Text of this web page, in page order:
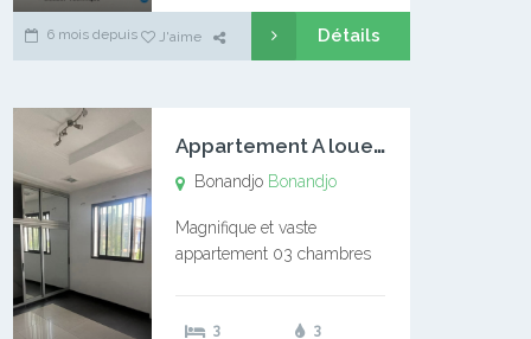
6 mois depuis J'aime Détails
A
ppartement A louer Bonandjo
Bonandjo Bonandjo
Magnifique et vaste
appartement 03 chambres
douches 01 vaste salon 01
3
3